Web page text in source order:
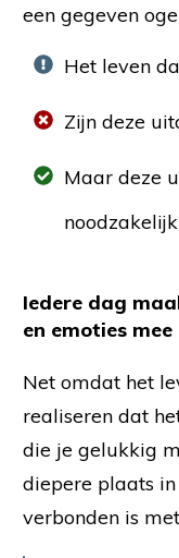
een gegeven
Het leven
Zijn deze
Maar deze
Iedere dag
en emoties mee
Net omdat het
realiseren dat
die je gelukkig
diepere plaats
verbonden is